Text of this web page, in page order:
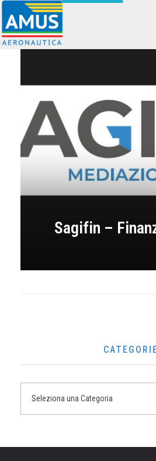
Associazione dei Militari Uniti in Sindacato - AMUS Aeronautica
Sagifin –